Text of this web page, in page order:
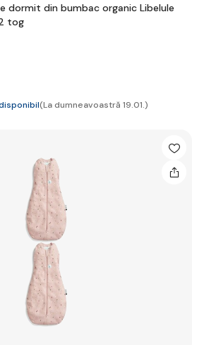
dormit din bumbac organic Libelule
tog
(La dumneavoastră 19.01.)